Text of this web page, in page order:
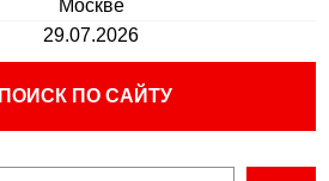
Москве
29.07.2026
ПОИСК ПО САЙТУ